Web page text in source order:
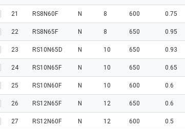
21 RS8N60F N 8 600 0.75
22 RS8N65F N 8 650 0.95
23 RS10N65D N 10 650 0.93
24 RS10N65F N 10 650 0.65
25 RS10N60F N 10 600 0.6
26 RS12N65F N 12 650 0.6
27 RS12N60F N 12 600 0.5